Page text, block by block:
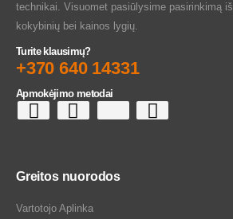
technikai. Visuomet pasiūlysime pasirinkimą
kokybinių bei kainos lygių.
Turite klausimų?
+370 640 14331
Apmokėjimo metodai
Greitos nuorodos
Vartotojo Aplinka